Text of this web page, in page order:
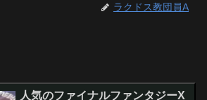
ラクドス教団員A
人気のファイナルファンタジーX